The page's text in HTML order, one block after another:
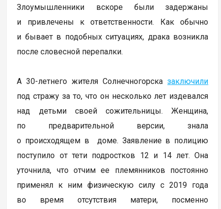
Злоумышленники вскоре были задержаны
и привлечены к ответственности. Как обычно
и бывает в подобных ситуациях, драка возникла
после словесной перепалки.
А 30-летнего жителя Солнечногорсказаключили
под стражу за то, что он несколько лет издевался
над детьми своей сожительницы. Женщина,
по предварительной версии, знала
о происходящем в доме. Заявление в полицию
поступило от тети подростков 12 и 14 лет. Она
уточнила, что отчим ее племянников постоянно
применял к ним физическую силу с 2019 года
во время отсутствия матери, посменно